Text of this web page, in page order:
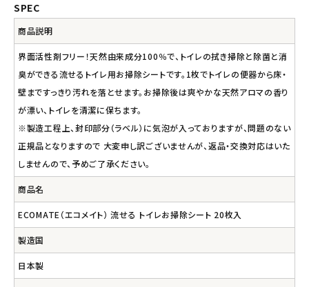
SPEC
商品説明
界面活性剤フリー！天然由来成分100％で、トイレの拭き掃除と除菌と消
臭ができる流せるトイレ用お掃除シートです。1枚でトイレの便器から床・
壁まですっきり汚れを落とせます。お掃除後は爽やかな天然アロマの香り
が漂い、トイレを清潔に保ちます。
※製造工程上、封印部分（ラベル）に気泡が入っておりますが、問題のない
正規品となりますので 大変申し訳ございませんが、返品・交換対応はいた
しませんので、予めご了承ください。
商品名
ECOMATE（エコメイト） 流せる トイレお掃除シート 20枚入
製造国
日本製